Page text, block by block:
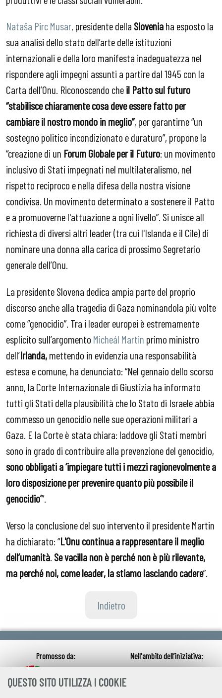
QUESTO SITO UTILIZZA I COOKIE
Nataša Pirc Musar, presidente della Sloveniaha esposto la
sua analisi dello stato dell’arte delle istituzioni
internazionali e della loro manifesta inadeguatezza nel
rispondere agli impegni assunti a partire dal 1945 con la
Carta dell’Onu. Riconoscendo cheil Patto sul futuro
“stabilisce chiaramente cosa deve essere fatto per
cambiare il nostro mondo in meglio”, per garantirne “un
sostegno politico incondizionato e duraturo”, propone la
“creazione di un Forum Globale per il Futuro: un movimento
inclusivo di Stati impegnati nel multilateralismo, nel
rispetto reciproco e nella difesa della nostra visione
condivisa. Un movimento determinato a sostenere il Patto
e a promuoverne l'attuazione a ogni livello”. Si unisce all
richiesta di diversi altri leader (tra cui l'Islanda e il Cile) di
nominare una donna alla carica di prossimo Segretario
generale dell’Onu.
La presidente Slovena dedica ampia parte del proprio
discorso anche alla tragedia di Gaza nominandola più volte
come “genocidio”. Tra i leader europei è estremamente
esplicito sull’argomento Micheál Martin primo ministro
dell’Irlanda,mettendo in evidenzia una responsabilità
estesa e comune, ha denunciato: “Nel gennaio dello scorso
anno, la Corte Internazionale di Giustizia ha informato
tutti gli Stati della plausibilità che lo Stato di Israele abbia
commesso un genocidio nelle sue operazioni militari a
Gaza. E la Corte è stata chiara: laddove gli Stati membri
sono in grado di contribuire alla prevenzione del genocidio,
sono obbligati a ‘impiegare tutti i mezzi ragionevolmente a
loro disposizione per prevenire quanto più possibile il
genocidio’”.
Verso la conclusione del suo intervento il presidente Martin
ha dichiarato: “L'Onu continua a rappresentare il meglio
dell’umanità Se vacilla non è perchénon è più rilevante,
ma perchénoi, come leader, la stiamo lasciando cadere”.
Indietro